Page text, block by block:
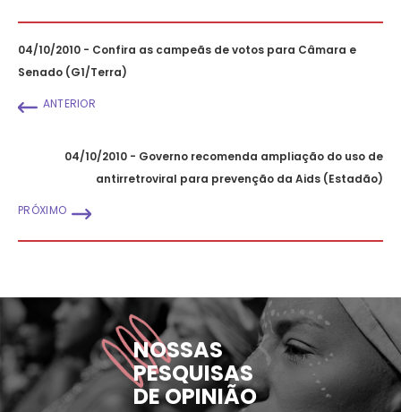
04/10/2010 - Confira as campeãs de votos para Câmara e
Senado (G1/Terra)
ANTERIOR
04/10/2010 - Governo recomenda ampliação do uso de
antirretroviral para prevenção da Aids (Estadão)
PRÓXIMO
NOSSAS
PESQUISAS
DE OPINIÃO